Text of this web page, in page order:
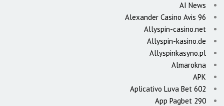
AI News
Alexander Casino Avis 96
Allyspin-casino.net
Allyspin-kasino.de
Allyspinkasyno.pl
Almarokna
APK
Aplicativo Luva Bet 602
App Pagbet 290